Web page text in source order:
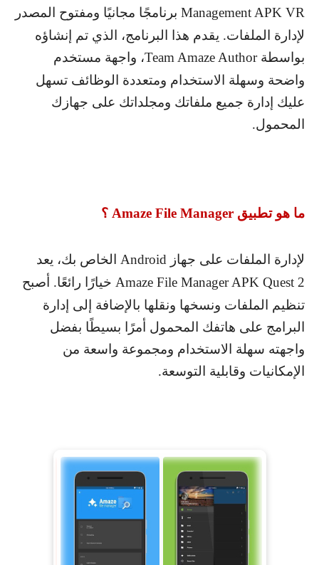
Management APK VR برنامجًا مجانيًا ومفتوح المصدر
لإدارة الملفات. يقدم هذا البرنامج، الذي تم إنشاؤه
بواسطةTeam Amaze Author، واجهة مستخدم
واضحة وسهلة الاستخدام ومتعددة الوظائف تسهل
عليك إدارة جميع ملفاتك ومجلداتك على جهازك
المحمول.
ما هو تطبيق Amaze File Manager ؟
لإدارة الملفات على جهاز Android الخاص بك، يعد
Amaze File Manager APK Quest 2 خيارًا رائعًا. أصبح
تنظيم الملفات ونسخها ونقلها بالإضافة إلى إدارة
البرامج على هاتفك المحمول أمرًا بسيطًا بفضل
واجهته سهلة الاستخدام ومجموعة واسعة من
الإمكانيات وقابلية التوسعة.